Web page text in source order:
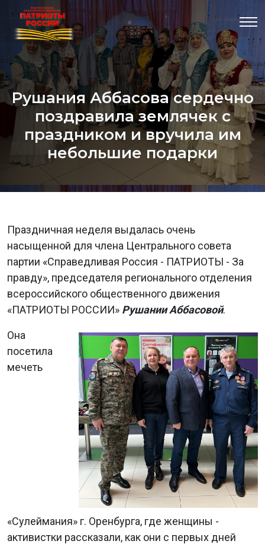
Рушания Аббасова сердечно
поздравила землячек с
праздником и вручила им
небольшие подарки
Праздничная неделя выдалась очень
насыщенной для члена Центрального совета
партии «Справедливая Россия - ПАТРИОТЫ - За
правду», председателя регионального отделения
всероссийского общественного движения
«ПАТРИОТЫ РОССИИ» Рушании Аббасовой.
Она
посетила
мечеть
«Сулеймания» г. Оренбурга, где женщины -
активистки рассказали, как они с первых дней